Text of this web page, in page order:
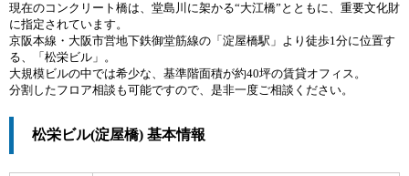
現在のコンクリート橋は、堂島川に架かる“大江橋”とともに、重要文化財
に指定されています。
京阪本線・大阪市営地下鉄御堂筋線の「淀屋橋駅」より徒歩1分に位置す
る、「松栄ビル」。
大規模ビルの中では希少な、基準階面積が約40坪の賃貸オフィス。
分割したフロア相談も可能ですので、是非一度ご相談ください。
松栄ビル(淀屋橋) 基本情報